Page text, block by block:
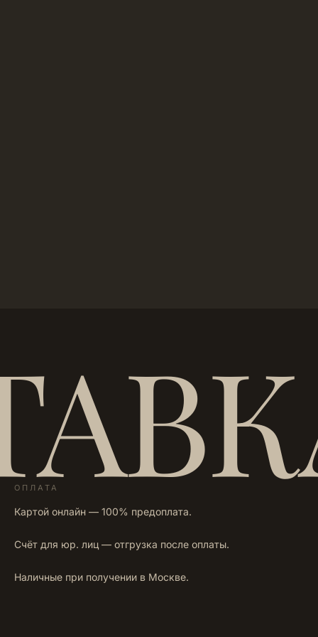
ОПЛАТА
Картой онлайн — 100% предоплата.
Счёт для юр. лиц — отгрузка после оплаты.
Наличные при получении в Москве.